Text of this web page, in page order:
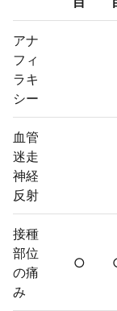
アナ
フィ
ラキ
シー
血管
迷走
神経
反射
接種
部位
の痛
み
○